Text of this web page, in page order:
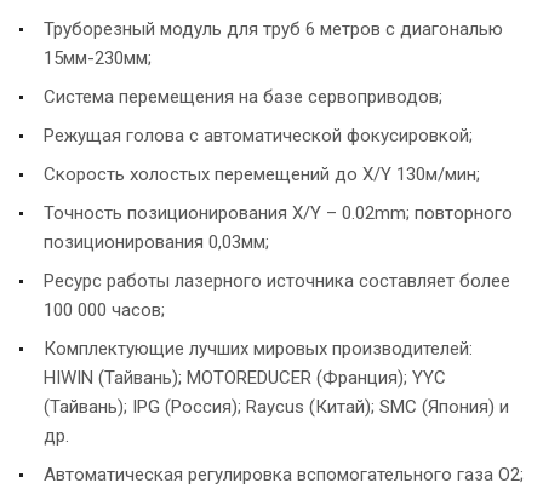
Труборезный модуль для труб 6 метров с диагональю
15мм-230мм;
Система перемещения на базе сервоприводов;
Режущая голова с автоматической фокусировкой;
Скорость холостых перемещений до X/Y 130м/мин;
Точность позиционирования X/Y – 0.02mm; повторного
позиционирования 0,03мм;
Ресурс работы лазерного источника составляет более
100 000 часов;
Комплектующие лучших мировых производителей:
HIWIN (Тайвань); MOTOREDUCER (Франция); YYC
(Тайвань); IPG (Россия); Raycus (Китай); SMC (Япония) и
др.
Автоматическая регулировка вспомогательного газа О2;